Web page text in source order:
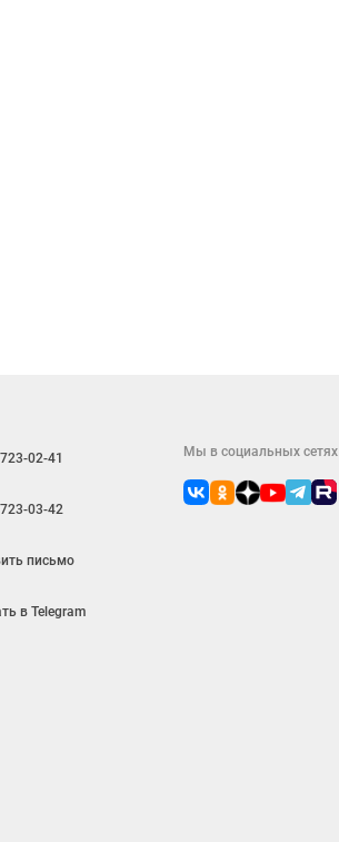
02-41
03-42
письмо
в Telegram
Мы в социальных сетях